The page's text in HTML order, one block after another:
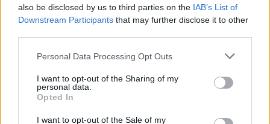
also be disclosed by us to third parties on the IAB’s List of
Downstream Participants that may further disclose it to other
Personal Data Processing Opt Outs
I want to opt-out of the Sharing of my
personal data.
Opted In
I want to opt-out of the Sale of my
Eurostat: Mbi 35% e të
rinjve shqiptarë privohen